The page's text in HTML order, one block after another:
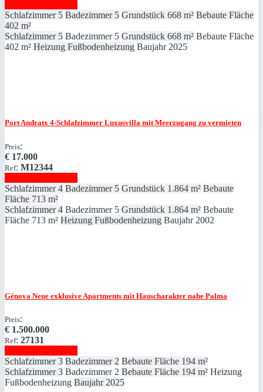
Schlafzimmer 5 Badezimmer 5 Grundstück 668 m² Bebaute Fläche
402 m²
Schlafzimmer 5 Badezimmer 5 Grundstück 668 m² Bebaute Fläche
402 m² Heizung Fußbodenheizung Baujahr 2025
Port Andratx 4-Schlafzimmer Luxusvilla mit Meerzugang zu vermieten
Preis:
€ 17.000
Ref: M12344
Schlafzimmer 4 Badezimmer 5 Grundstück 1.864 m² Bebaute
Fläche 713 m²
Schlafzimmer 4 Badezimmer 5 Grundstück 1.864 m² Bebaute
Fläche 713 m² Heizung Fußbodenheizung Baujahr 2002
Génova Neue exklusive Apartments mit Hauscharakter nahe Palma
Preis:
€ 1.500.000
Ref: 27131
Schlafzimmer 3 Badezimmer 2 Bebaute Fläche 194 m²
Schlafzimmer 3 Badezimmer 2 Bebaute Fläche 194 m² Heizung
Fußbodenheizung Baujahr 2025